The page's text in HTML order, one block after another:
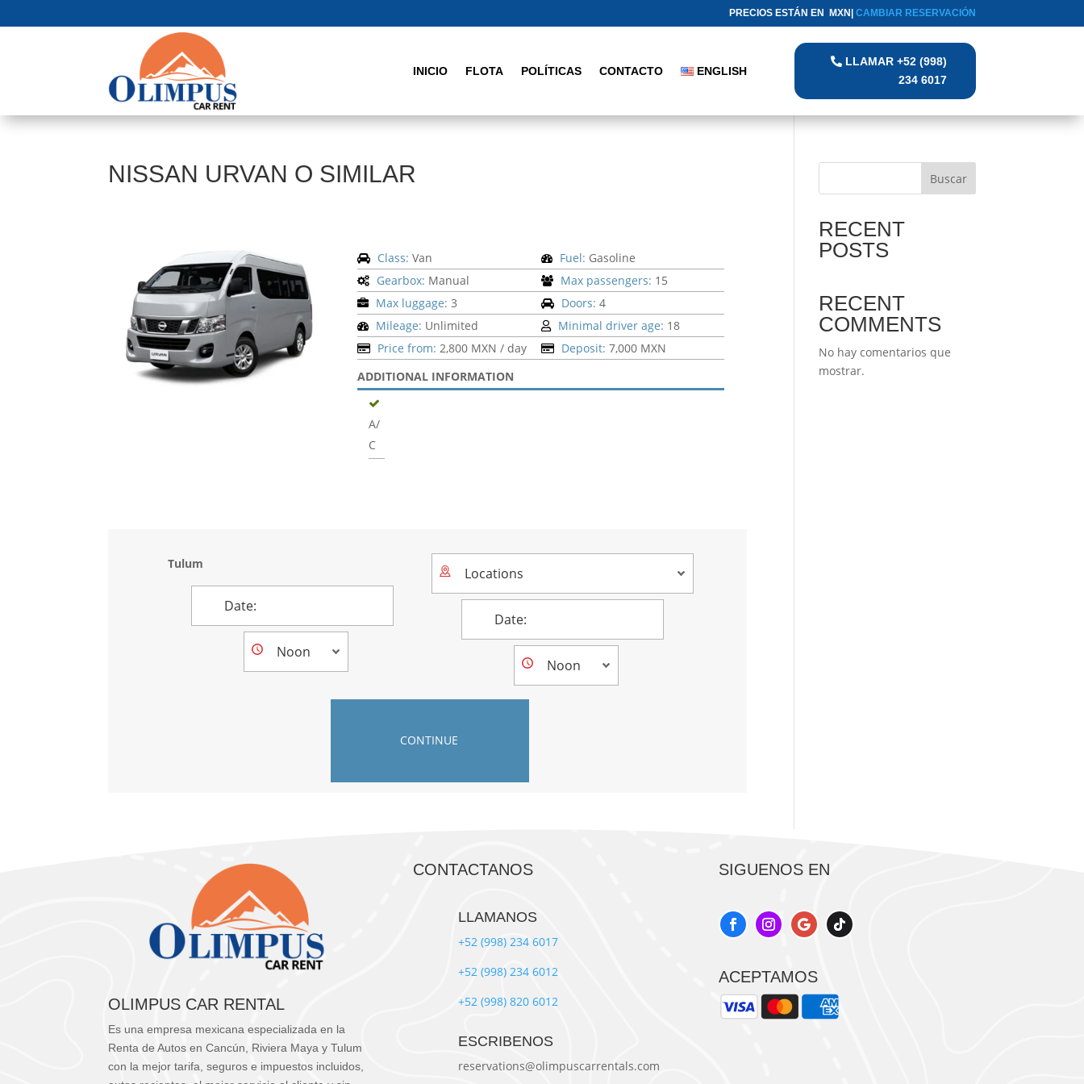
PRECIOS ESTÁN EN MXN| CAMBIAR RESERVACIÓN
INICIO FLOTA POLÍTICAS CONTACTO ENGLISH
LLAMAR +52 (998)
234 6017
NISSAN URVAN O SIMILAR
Class: Van Fuel: Gasoline
Gearbox: Manual Max passengers: 15
Max luggage: 3 Doors: 4
Mileage: Unlimited Minimal driver age: 18
Price from: 2,800 MXN/ day Deposit: 7,000 MXN
ADDITIONAL INFORMATION
A/
C
Tulum
Buscar
RECENT
POSTS
RECENT
COMMENTS
No hay comentarios que
mostrar.
OLIMPUS CAR RENTAL
Es una empresa mexicana especializada en la
Renta de Autos en Cancún, Riviera Maya y Tulum
con la mejor tarifa, seguros e impuestos incluidos,
CONTACTANOS
LLAMANOS
+52 (998) 234 6017
+52 (998) 234 6012
+52 (998) 820 6012
ESCRIBENOS
reservations@olimpuscarrentals.com
SIGUENOS EN
ACEPTAMOS